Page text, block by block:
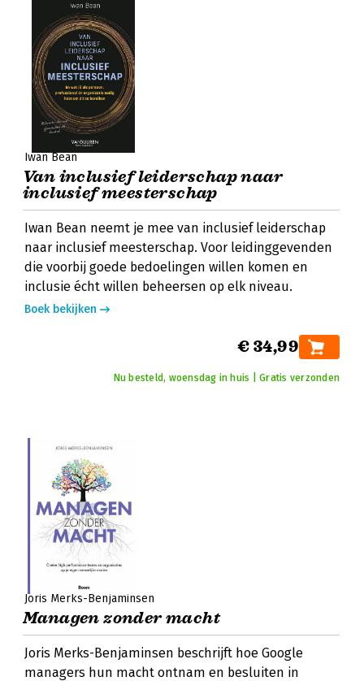
Iwan Bean
Van inclusief leiderschap naar
inclusief meesterschap
Iwan Bean neemt je mee van inclusief leiderschap
naar inclusief meesterschap. Voor leidinggevenden
die voorbij goede bedoelingen willen komen en
inclusie écht willen beheersen op elk niveau.
Boek bekijken
€ 34,99
Nu besteld, woensdag in huis | Gratis verzonden
Joris Merks-Benjaminsen
Managen zonder macht
Joris Merks-Benjaminsen beschrijft hoe Google
managers hun macht ontnam en besluiten in